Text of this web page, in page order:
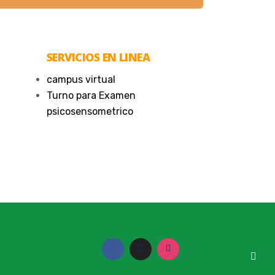
SERVICIOS EN LINEA
campus virtual
Turno para Examen
psicosensometrico